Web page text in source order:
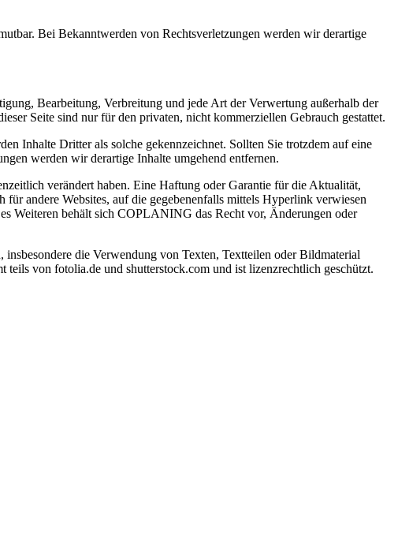
Bei Bekanntwerden von Rechtsverletzungen werden wir derartige
Bearbeitung, Verbreitung und jede Art der Verwertung außerhalb der
Seite sind nur für den privaten, nicht kommerziellen Gebrauch gestattet.
Inhalte Dritter als solche gekennzeichnet. Sollten Sie trotzdem auf eine
werden wir derartige Inhalte umgehend entfernen.
verändert haben. Eine Haftung oder Garantie für die Aktualität,
andere Websites, auf die gegebenenfalls mittels Hyperlink verwiesen
Weiteren behält sich COPLANING das Recht vor, Änderungen oder
die Verwendung von Texten, Textteilen oder Bildmaterial
von fotolia.de und shutterstock.com und ist lizenzrechtlich geschützt.